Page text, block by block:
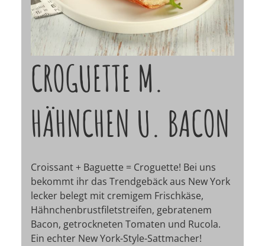
CROGUETTE M.
HÄHNCHEN U. BACON
Croissant + Baguette = Croguette! Bei uns
bekommt ihr das Trendgebäck aus New York
lecker belegt mit cremigem Frischkäse,
Hähnchenbrustfiletstreifen, gebratenem
Bacon, getrockneten Tomaten und Rucola.
Ein echter New York-Style-Sattmacher!